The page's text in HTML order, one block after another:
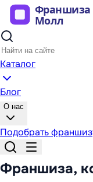
Каталог
Блог
О нас
Подобрать
Франшиза,